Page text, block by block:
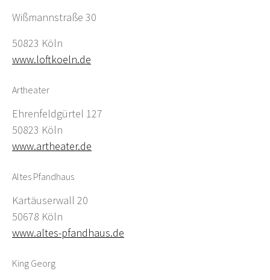
Wißmannstraße 30
50823 Köln
www.loftkoeln.de
Artheater
Ehrenfeldgürtel 127
50823 Köln
www.artheater.de
Altes Pfandhaus
Kartäuserwall 20
50678 Köln
www.altes-pfandhaus.de
King Georg